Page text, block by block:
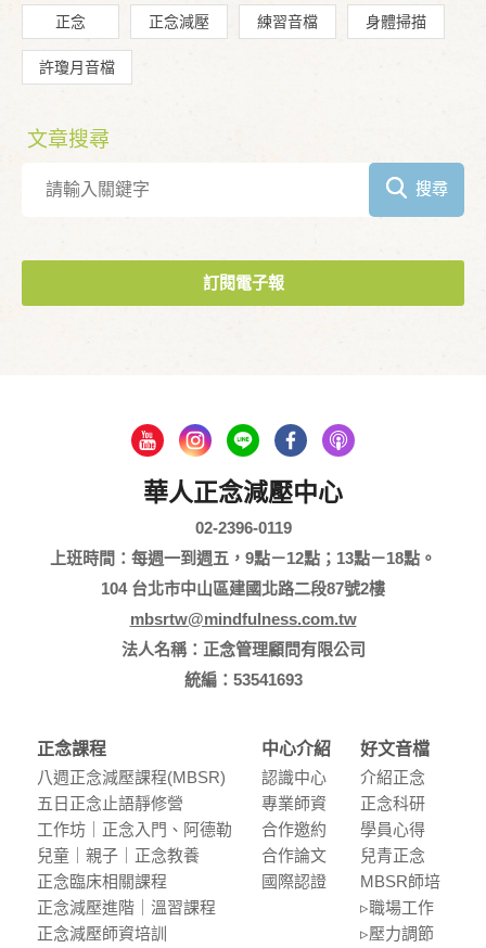
正念 正念減壓 練習音檔 身體掃描
許瓊月音檔
文章搜尋
搜尋
訂閱電子報
華人正念減壓中心
02-2396-0119
上班時間：每週一到週五，9點－12點；13點－18點。
104 台北市中山區建國北路二段87號2樓
mbsrtw@mindfulness.com.tw
法人名稱：正念管理顧問有限公司
統編：53541693
正念課程
八週正念減壓課程(MBSR)
五⽇正念⽌語靜修營
⼯作坊｜正念入門、阿德勒
兒童｜親⼦｜正念教養
正念臨床相關課程
正念減壓進階｜溫習課程
正念減壓師資培訓
中心介紹
認識中⼼
專業師資
合作邀約
合作論⽂
國際認證
好文音檔
介紹正念
正念科研
學員⼼得
兒青正念
MBSR師培
▹職場⼯作
▹壓⼒調節